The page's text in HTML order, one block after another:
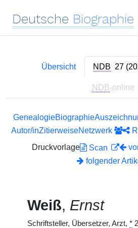
Deutsche Biographie
Übersicht NDB 27
NDB-online
GenealogieBiographie
Autor/inZitierweiseNetzwerk
Druckvorlage
Scan
folgender
Weiß, Ernst
Schriftsteller, Übersetzer, Arzt, *